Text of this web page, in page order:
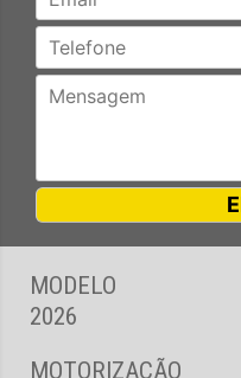
MODELO
2026
MOTORIZAÇÃO